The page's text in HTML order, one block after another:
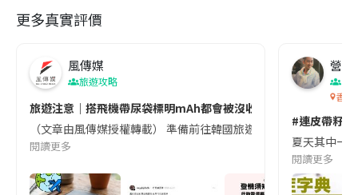
更多真實評價
風傳媒
旅遊攻略
旅遊注意｜搭飛機帶尿袋標明mAh都會被沒收😱出發前切記檢查
（文章由風傳媒授權轉載） 準備前往韓國旅遊的民眾，近期要
閱讀更多
營養
香港
#連皮帶籽
夏天其中一
閱讀更多